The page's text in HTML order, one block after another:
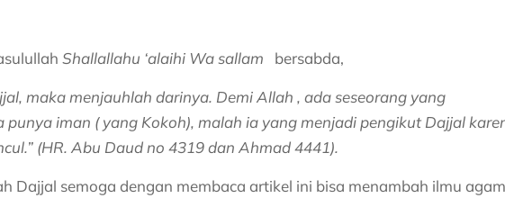
Shallallahu ‘alaihi Wa sallam bersabda,
maka menjauhlah darinya. Demi Allah , ada seseorang yang
iman ( yang Kokoh), malah ia yang menjadi pengikut Dajjal
(HR. Abu Daud no 4319 dan Ahmad 4441).
Dajjal semoga dengan membaca artikel ini bisa menambah ilmu